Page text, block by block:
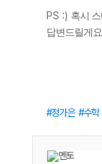
PS :) 혹시
답변드릴게
정가은 수학